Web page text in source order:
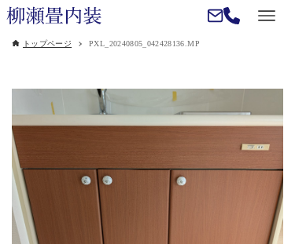
トップページ PXL_20240805_042428136.MP